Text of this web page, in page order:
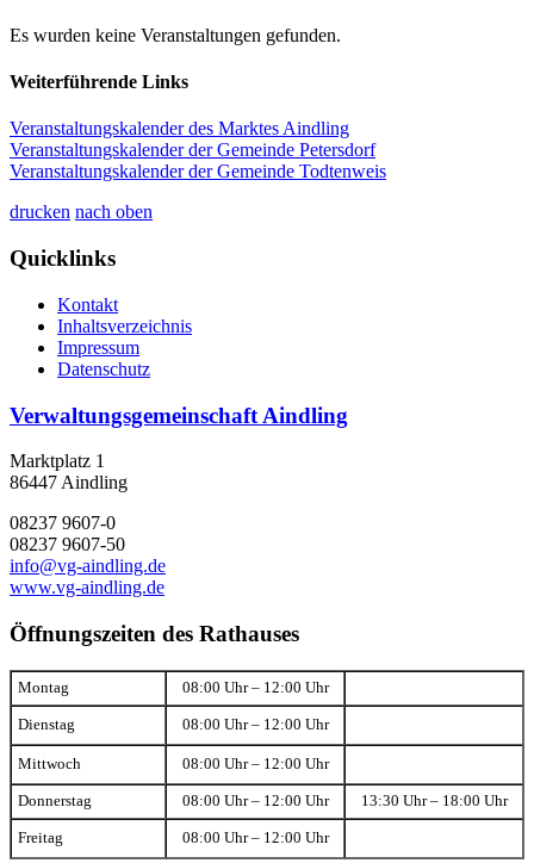
Es wurden keine Veranstaltungen gefunden.
Weiterführende Links
Veranstaltungskalender des Marktes Aindling
Veranstaltungskalender der Gemeinde Petersdorf
Veranstaltungskalender der Gemeinde Todtenweis
drucken nach oben
Quicklinks
Kontakt
Inhaltsverzeichnis
Impressum
Datenschutz
Verwaltungsgemeinschaft Aindling
Marktplatz 1
86447 Aindling
08237 9607-0
08237 9607-50
info@vg-aindling.de
www.vg-aindling.de
Öffnungszeiten des Rathauses
Montag 08:00 Uhr – 12:00 Uhr
Dienstag 08:00 Uhr – 12:00 Uhr
Mittwoch 08:00 Uhr – 12:00 Uhr
Donnerstag 08:00 Uhr – 12:00 Uhr 13:30 Uhr – 18:00 Uhr
Freitag 08:00 Uhr – 12:00 Uhr